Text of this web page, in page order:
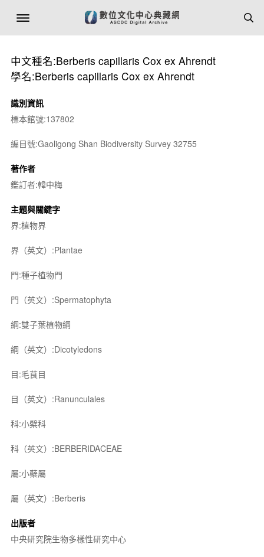
中文種名:Berberis capillaris Cox ex Ahrendt
學名:Berberis capillaris Cox ex Ahrendt
識別資訊
標本館號:137802
編目號:Gaoligong Shan Biodiversity Survey 32755
著作者
鑑訂者:韓中梅
主題與關鍵字
界:植物界
界（英文）:Plantae
門:種子植物門
門（英文）:Spermatophyta
綱:雙子葉植物綱
綱（英文）:Dicotyledons
目:毛茛目
目（英文）:Ranunculales
科:小檗科
科（英文）:BERBERIDACEAE
屬:小蘗屬
屬（英文）:Berberis
出版者
中央研究院生物多樣性研究中心